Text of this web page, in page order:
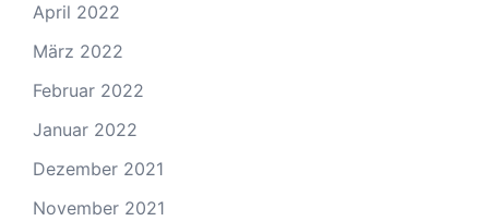
April 2022
März 2022
Februar 2022
Januar 2022
Dezember 2021
November 2021